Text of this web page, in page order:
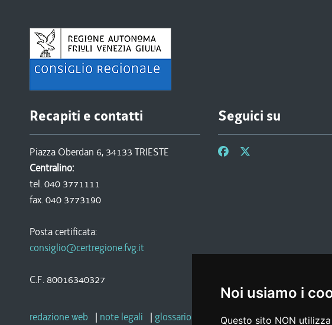
Noi usiamo i
Questo sito NON
Recapiti e contatti
Piazza Oberdan 6, 34133 TRIESTE
Centralino:
tel. 040 3771111
fax. 040 3773190
Posta certificata:
consiglio@certregione.fvg.it
C.F. 80016340327
Seguici su
redazione web | note legali | glossario privacy |social media policy |